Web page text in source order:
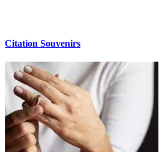
Citation Souvenirs